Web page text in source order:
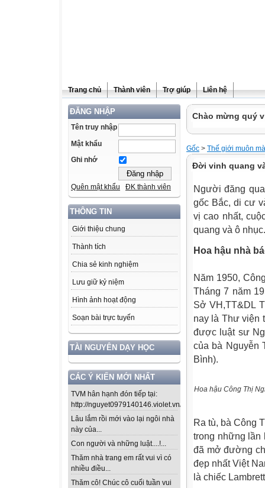
Trang chủ Thành viên Trợ giúp Liên hệ
ĐĂNG NHẬP
Tên truy nhập
Mật khẩu
Ghi nhớ
Quên mật khẩu ĐK thành viên
THÔNG TIN
Giới thiệu chung
Thành tích
Chia sẻ kinh nghiệm
Lưu giữ kỷ niệm
Hình ảnh hoạt động
Soạn bài trực tuyến
TÀI NGUYÊN DẠY HỌC
CÁC Ý KIẾN MỚI NHẤT
TVM hân hạnh đón tiếp tại:
http://nguyet0979140146.violet.vn/...
Lâu lắm rồi mới vào lại ngôi nhà
này của...
Con người và những luật....!...
Thăm nhà trang em rất vui vì có
nhiều điều...
Thăm cô! Chúc cô cuối tuần vui
Chào mừng quý
Gốc > Thế giới muôn
Đời vinh quang
Người đăng
gốc Bắc, di cư
vị cao nhất,
quang và ô nhục.
Hoa hậu nhà
Năm 1950,
Tháng 7 năm
Sở VH,TT&DL
nay là Thư viện
được luật sư
của bà Nguyễn
Bình).
Hoa hậu Công Thị
Ra tù, bà Công
trong những lần
đã mở đường
đẹp nhất Việt
là chiếc